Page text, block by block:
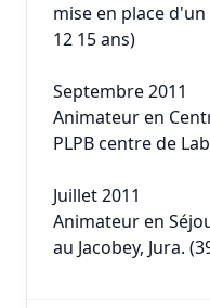
mise en place
12 15 ans)
Septembre 2011
Animateur en
PLPB centre de
Juillet 2011
Animateur en
au Jacobey, Jura.